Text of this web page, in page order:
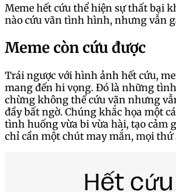
Meme hết cứu thể hiện sự thất bại
nào cứu vãn tình hình, nhưng vẫn
Meme còn cứu được
Trái ngược với hình ảnh hết cứu,
mang đến hi vọng. Đó là những
chừng không thể cứu vãn nhưng
đầy bất ngờ. Chúng khắc họa một
tình huống vừa bi vừa hài, tạo cảm
chỉ cần một chút may mắn, mọi thứ